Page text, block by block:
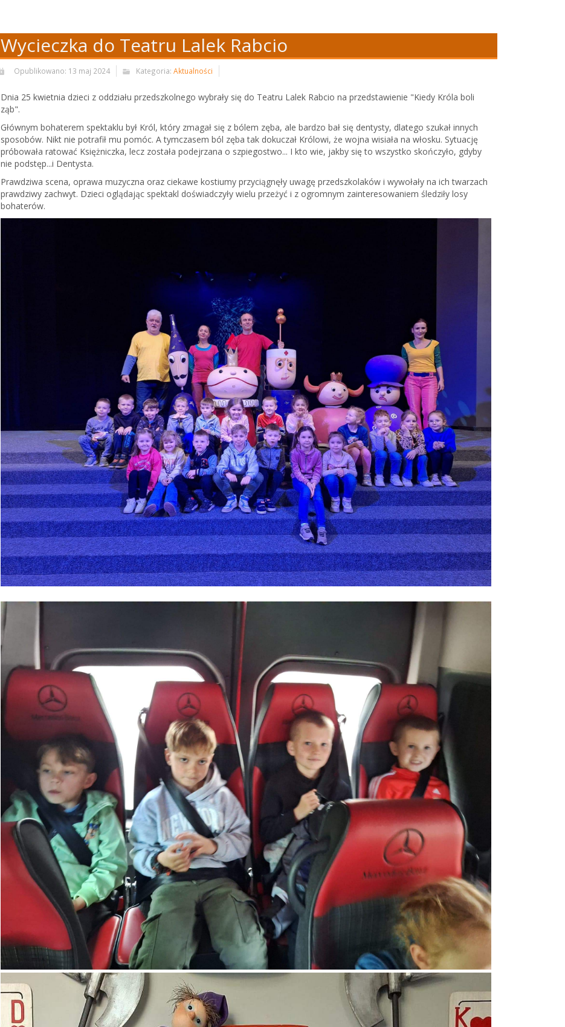
Wycieczka do Teatru Lalek Rabcio
Opublikowano: 13 maj 2024 Kategoria: Aktualności
Dnia 25 kwietnia dzieci z oddziału przedszkolnego wybrały się do Teatru Lalek Rabcio na przedstawienie "Kiedy Króla boli
ząb".
Głównym bohaterem spektaklu był Król, który zmagał się z bólem zęba, ale bardzo bał się dentysty, dlatego szukał innych
sposobów. Nikt nie potrafił mu pomóc. A tymczasem ból zęba tak dokuczał Królowi, że wojna wisiała na włosku. Sytuację
próbowała ratować Księżniczka, lecz została podejrzana o szpiegostwo... I kto wie, jakby się to wszystko skończyło, gdyby
nie podstęp...i Dentysta.
Prawdziwa scena, oprawa muzyczna oraz ciekawe kostiumy przyciągnęły uwagę przedszkolaków i wywołały na ich twarzach
prawdziwy zachwyt. Dzieci oglądając spektakl doświadczyły wielu przeżyć i z ogromnym zainteresowaniem śledziły losy
bohaterów.